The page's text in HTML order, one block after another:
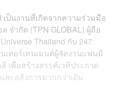
เป็นงานที่เกิดจากความร่วมมือ
จำกัด (TPN GLOBAL) ผู้ถือ
Thailand กับ 247
เตอร์เทนเมนต์ผู้จัดงานแฟนมี
เพื่อสร้างสรรค์เวทีประกวด
ะอลังการมากกว่าเดิม